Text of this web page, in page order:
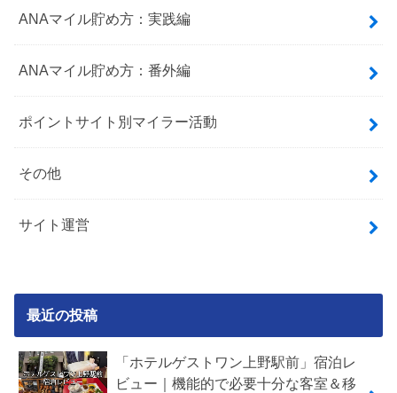
ANAマイル貯め方：実践編
ANAマイル貯め方：番外編
ポイントサイト別マイラー活動
その他
サイト運営
最近の投稿
「ホテルゲストワン上野駅前」宿泊レ
ビュー｜機能的で必要十分な客室＆移